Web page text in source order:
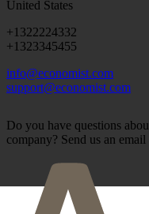
United States
+1322224332
+1323345455
info@economist.com
support@economist.com
Do you have questions
company? Send us an